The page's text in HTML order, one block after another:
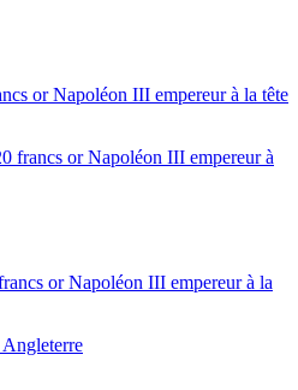
or Napoléon III empereur à la tête
or Napoléon III empereur à la